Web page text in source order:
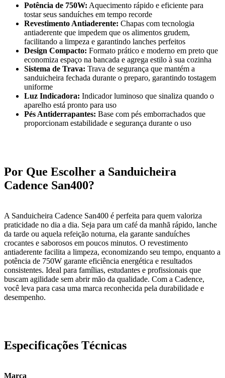
Potência de 750W: Aquecimento rápido e eficiente para
tostar seus sanduíches em tempo recorde
Revestimento Antiaderente: Chapas com tecnologia
antiaderente que impedem que os alimentos grudem,
facilitando a limpeza e garantindo lanches perfeitos
Design Compacto: Formato prático e moderno em preto que
economiza espaço na bancada e agrega estilo à sua cozinha
Sistema de Trava: Trava de segurança que mantém a
sanduicheira fechada durante o preparo, garantindo tostagem
uniforme
Luz Indicadora: Indicador luminoso que sinaliza quando o
aparelho está pronto para uso
Pés Antiderrapantes: Base com pés emborrachados que
proporcionam estabilidade e segurança durante o uso
Por Que Escolher a Sanduicheira
Cadence San400?
A Sanduicheira Cadence San400 é perfeita para quem valoriza
praticidade no dia a dia. Seja para um café da manhã rápido, lanche
da tarde ou aquela refeição noturna, ela garante sanduíches
crocantes e saborosos em poucos minutos. O revestimento
antiaderente facilita a limpeza, economizando seu tempo, enquanto a
potência de 750W garante eficiência energética e resultados
consistentes. Ideal para famílias, estudantes e profissionais que
buscam agilidade sem abrir mão da qualidade. Com a Cadence,
você leva para casa uma marca reconhecida pela durabilidade e
desempenho.
Especificações Técnicas
Marca